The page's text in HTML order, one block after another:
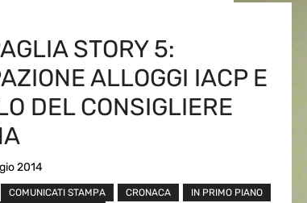
STORY 5:
ALLOGGI IACP E
DEL CONSIGLIERE
2014
COMUNICATI STAMPA CRONACA
IN PRIMO PIANO